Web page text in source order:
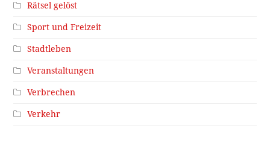
Rätsel gelöst
Sport und Freizeit
Stadtleben
Veranstaltungen
Verbrechen
Verkehr